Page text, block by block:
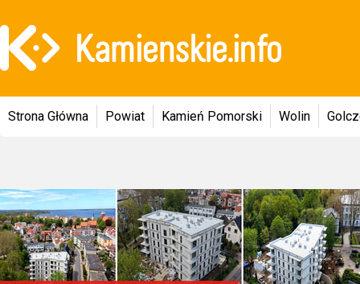
Strona Główna Powiat Kamień Pomorski Wolin